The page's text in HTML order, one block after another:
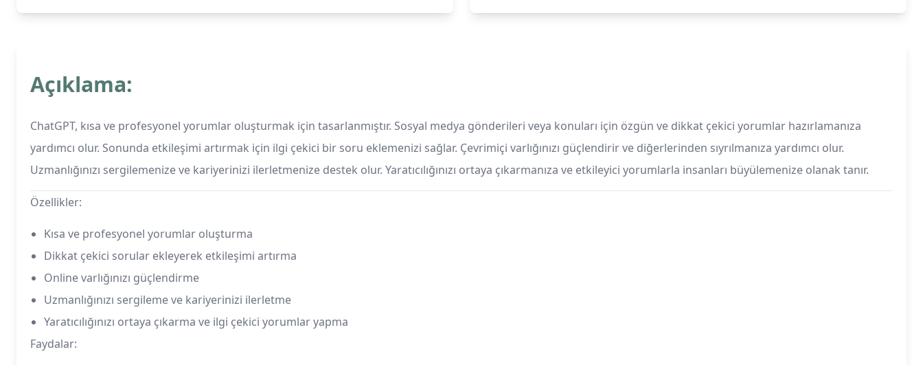
Açıklama:
ChatGPT, kısa ve profesyonel yorumlar oluşturmak için tasarlanmıştır. Sosyal medya gönderileri veya konuları için özgün ve dikkat çekici yorumlar hazırlamanıza
yardımcı olur. Sonunda etkileşimi artırmak için ilgi çekici bir soru eklemenizi sağlar. Çevrimiçi varlığınızı güçlendirir ve diğerlerinden sıyrılmanıza yardımcı olur.
Uzmanlığınızı sergilemenize ve kariyerinizi ilerletmenize destek olur. Yaratıcılığınızı ortaya çıkarmanıza ve etkileyici yorumlarla insanları büyülemenize olanak tanır.
Özellikler:
Kısa ve profesyonel yorumlar oluşturma
Dikkat çekici sorular ekleyerek etkileşimi artırma
Online varlığınızı güçlendirme
Uzmanlığınızı sergileme ve kariyerinizi ilerletme
Yaratıcılığınızı ortaya çıkarma ve ilgi çekici yorumlar yapma
Faydalar: